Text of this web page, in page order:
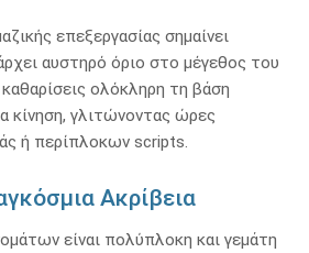
επεξεργασίας σημαίνει
αυστηρό όριο στο μέγεθος του
ολόκληρη τη βάση
κίνηση, γλιτώνοντας ώρες
ή περίπλοκων scripts.
Ακρίβεια
είναι πολύπλοκη και γεμάτη